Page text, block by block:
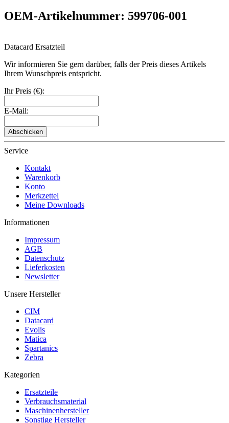
OEM-Artikelnummer: 599706-001
Datacard Ersatzteil
Wir informieren Sie gern darüber, falls der Preis dieses Artikels
Ihrem Wunschpreis entspricht.
Ihr Preis (€):
E-Mail:
Abschicken
Service
Kontakt
Warenkorb
Konto
Merkzettel
Meine Downloads
Informationen
Impressum
AGB
Datenschutz
Lieferkosten
Newsletter
Unsere Hersteller
CIM
Datacard
Evolis
Matica
Spartanics
Zebra
Kategorien
Ersatzteile
Verbrauchsmaterial
Maschinenhersteller
Sonstige Hersteller